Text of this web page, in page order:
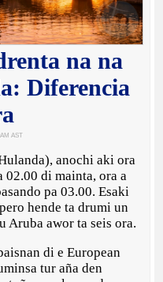
na na
Diferencia
AM AST
anochi aki ora
02.00 di mainta, ora a
pa 03.00. Esaki
hende ta drumi un
Aruba awor ta seis ora.
di e European
tur aña den